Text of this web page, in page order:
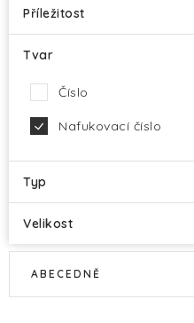
Příležitost
Tvar
Číslo
Nafukovací číslo
Typ
Velikost
ABECEDNĚ